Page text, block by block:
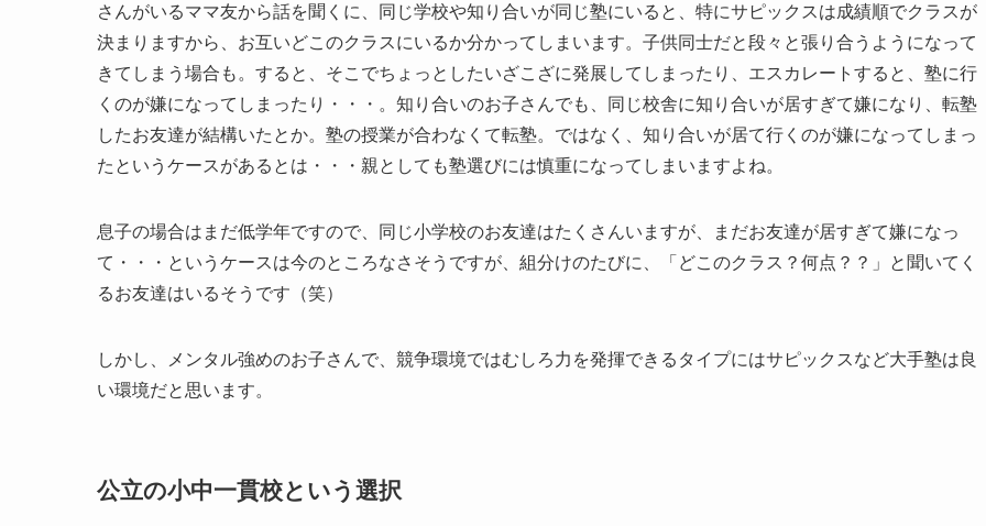
さんがいるママ友から話を聞くに、同じ学校や知り合いが同じ塾にいると、特にサピックスは成績順でクラスが
決まりますから、お互いどこのクラスにいるか分かってしまいます。子供同士だと段々と張り合うようになって
きてしまう場合も。すると、そこでちょっとしたいざこざに発展してしまったり、エスカレートすると、塾に行
くのが嫌になってしまったり・・・。知り合いのお子さんでも、同じ校舎に知り合いが居すぎて嫌になり、転塾
したお友達が結構いたとか。塾の授業が合わなくて転塾。ではなく、知り合いが居て行くのが嫌になってしまっ
たというケースがあるとは・・・親としても塾選びには慎重になってしまいますよね。
息子の場合はまだ低学年ですので、同じ小学校のお友達はたくさんいますが、まだお友達が居すぎて嫌になっ
て・・・というケースは今のところなさそうですが、組分けのたびに、「どこのクラス？何点？？」と聞いてく
るお友達はいるそうです（笑）
しかし、メンタル強めのお子さんで、競争環境ではむしろ力を発揮できるタイプにはサピックスなど大手塾は良
い環境だと思います。
公立の小中一貫校という選択